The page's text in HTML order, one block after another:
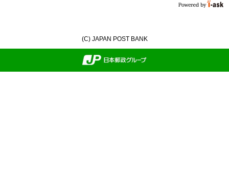
(C) JAPAN POST BANK